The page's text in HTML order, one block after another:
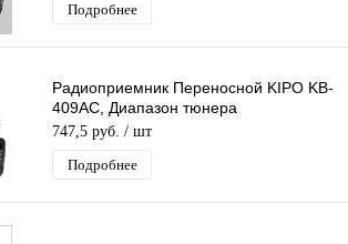
Подробнее
Радиоприемник Переносной KIPO KB-
409AC, Диапазон тюнера
AM/FM/TV/SW1-2, Питание 220В
747,5 руб. / шт
Подробнее